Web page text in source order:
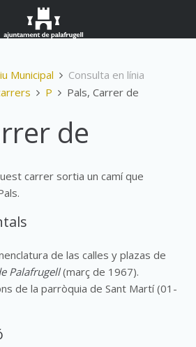
Municipal
Consulta en línia
P Pals, Carrer de
de
carrer sortia un camí que
de las calles y plazas de
Palafrugell(març de 1967).
de la parròquia de Sant Martí (01-